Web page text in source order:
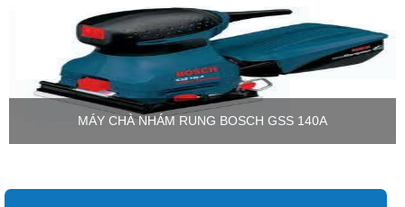
MÁY CHÀ NHÁM RUNG BOSCH GSS 140A